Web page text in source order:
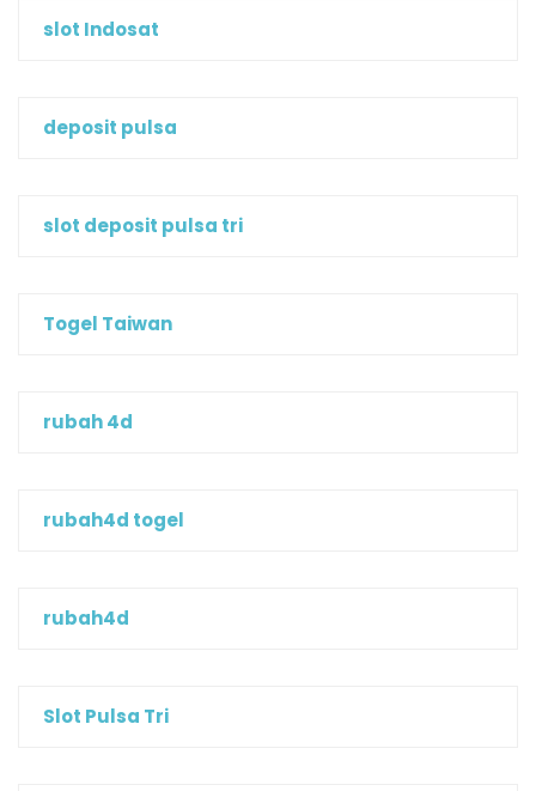
slot Indosat
deposit pulsa
slot deposit pulsa tri
Togel Taiwan
rubah 4d
rubah4d togel
rubah4d
Slot Pulsa Tri